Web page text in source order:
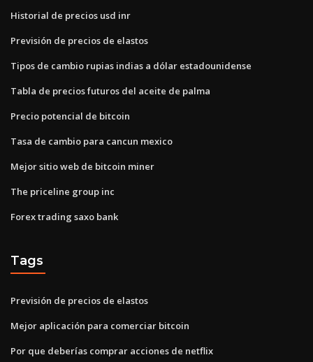
Historial de precios usd inr
Previsión de precios de elastos
Tipos de cambio rupias indias a dólar estadounidense
Tabla de precios futuros del aceite de palma
Precio potencial de bitcoin
Tasa de cambio para cancun mexico
Mejor sitio web de bitcoin miner
The priceline group inc
Forex trading saxo bank
Tags
Previsión de precios de elastos
Mejor aplicación para comerciar bitcoin
Por que deberías comprar acciones de netflix